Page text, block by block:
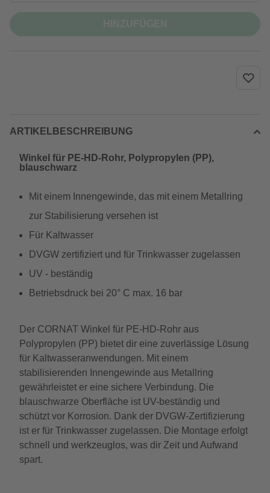
ARTIKELBESCHREIBUNG
Winkel für PE-HD-Rohr, Polypropylen (PP),
blauschwarz
Mit einem Innengewinde, das mit einem Metallring
zur Stabilisierung versehen ist
Für Kaltwasser
DVGW zertifiziert und für Trinkwasser zugelassen
UV - beständig
Betriebsdruck bei 20° C max. 16 bar
Der CORNAT Winkel für PE-HD-Rohr aus
Polypropylen (PP) bietet dir eine zuverlässige Lösung
für Kaltwasseranwendungen. Mit einem
stabilisierenden Innengewinde aus Metallring
gewährleistet er eine sichere Verbindung. Die
blauschwarze Oberfläche ist UV-beständig und
schützt vor Korrosion. Dank der DVGW-Zertifizierung
ist er für Trinkwasser zugelassen. Die Montage erfolgt
schnell und werkzeuglos, was dir Zeit und Aufwand
spart.